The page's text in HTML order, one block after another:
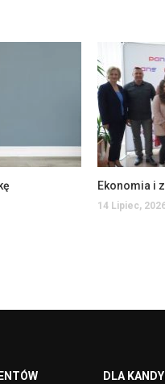
14 Lipiec,
DLA